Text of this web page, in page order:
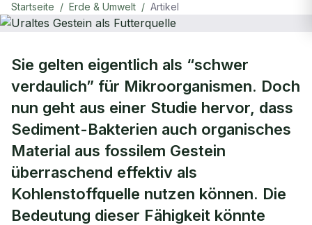
Startseite / Erde & Umwelt / Artikel
Uraltes Gestein als Futterquelle
Sie gelten eigentlich als “schwer
verdaulich” für Mikroorganismen. Doch
nun geht aus einer Studie hervor, dass
Sediment-Bakterien auch organisches
Material aus fossilem Gestein
überraschend effektiv als
Kohlenstoffquelle nutzen können. Die
Bedeutung dieser Fähigkeit könnte